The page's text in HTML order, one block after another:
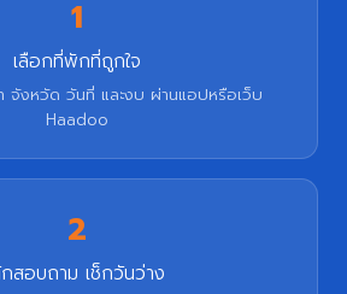
1
เลือกที่พักที่ถูกใจ
จังหวัด วันที่ และงบ ผ่านแอปหรือเว็บ
Haadoo
2
สอบถาม เช็กวันว่าง